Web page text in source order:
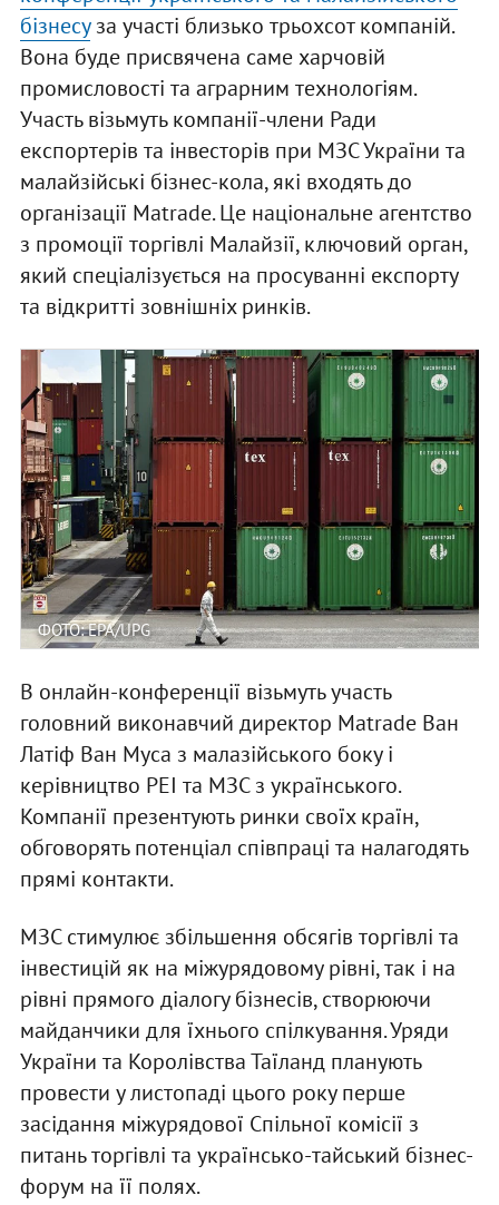
бізнесуза участі близько трьохсот компаній.
Вона буде присвячена саме харчовій
промисловості та аграрним технологіям.
Участь візьмуть компанії-члени Ради
експортерів та інвесторів при МЗС України та
малайзійські бізнес-кола, які входять до
організації Matrade. Це національне агентство
з промоції торгівлі Малайзії, ключовий орган,
який спеціалізується на просуванні експорту
та відкритті зовнішніх ринків.
ФОТО: EPA/UPG
В онлайн-конференції візьмуть участь
головний виконавчий директор Matrade Ван
Латіф Ван Муса з малазійського боку і
керівництво РЕІ та МЗС з українського.
Компанії презентують ринки своїх країн,
обговорять потенціал співпраці та налагодять
прямі контакти.
МЗС стимулює збільшення обсягів торгівлі та
інвестицій як на міжурядовому рівні, так і на
рівні прямого діалогу бізнесів, створюючи
майданчики для їхнього спілкування. Уряди
України та Королівства Таїланд планують
провести у листопаді цього року перше
засідання міжурядової Спільної комісії з
питань торгівлі та українсько-тайський бізнес-
форум на її полях.